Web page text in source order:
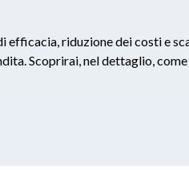
efficacia, riduzione dei costi e
Scoprirai, nel dettaglio, come